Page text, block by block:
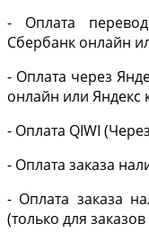
- Оплата
Сбербанк онлайн
- Оплата через
онлайн или Яндекс
- Оплата QIWI
- Оплата заказа
- Оплата заказа
(только для